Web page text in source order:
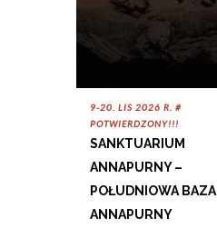
9-20. LIS 2026 R. #
POTWIERDZONY!!!
SANKTUARIUM
ANNAPURNY –
POŁUDNIOWA BAZA
ANNAPURNY